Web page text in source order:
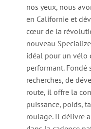
nos yeux, nous
en Californie et
cœur de la
nouveau
idéal pour un vélo
performant. Fondé
recherches, de
route, il offre la
puissance, poids,
roulage. Il délivre